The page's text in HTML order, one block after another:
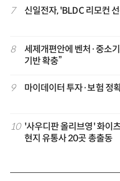
7 신일전자, 'BLDC 리모컨
8
세제개편안에 벤처·중소
기반 확충”
9 마이데이터 투자·보험 정
10 '사우디판 올리브영' 화이
현지 유통사 20곳 총출동